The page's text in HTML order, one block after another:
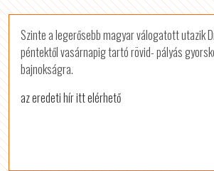
Szinte a legerősebb magyar válogatott utazik
péntektől vasárnapig tartó rövid- pályás
bajnokságra.
az eredeti hír itt elérhető